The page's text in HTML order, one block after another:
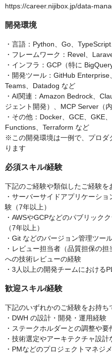
https://career.nijibox.jp/data-
開発環境
・言語：Python、Go、
・フレームワーク：Revel、
・インフラ：GCP（特に
・開発ツール：GitHub
Teams、Datadog など
・AI関連：Amazon Bedrock、
ジェント開発）、MCP Server（内
・その他：Docker、GCE、GKE
Functions、Terraform など
※この開発環境は一例で、プロダ
ります
必須スキル/経験
下記のご経験や類似したご経験を
・サーバーサイドアプリケーシ
験（7年以上）
・AWSやGCPなどのパブリック
（7年以上）
・Git などのバージョン管理ツー
・レビュー担当者（品質担保の
への技術レビューの経験
・3人以上の開発チームにおける
歓迎スキル/経験
下記のいずれかのご経験をお持ち
・DWH の設計・開発・運用経験
・ステークホルダーとの調整や要
・技術選定やアーキテクチャ設計
・PMなどのプロジェクトマネジ